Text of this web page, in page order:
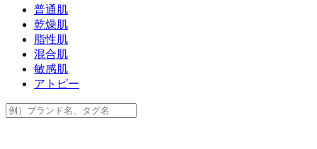
普通肌
乾燥肌
脂性肌
混合肌
敏感肌
アトピー